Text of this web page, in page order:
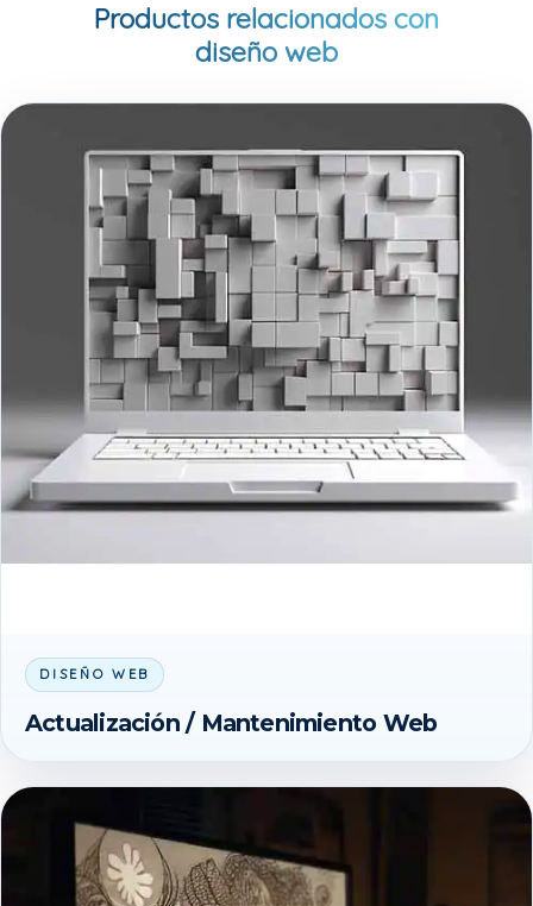
Productos relacionados con
diseño web
DISEÑO WEB
Actualización / Mantenimiento Web